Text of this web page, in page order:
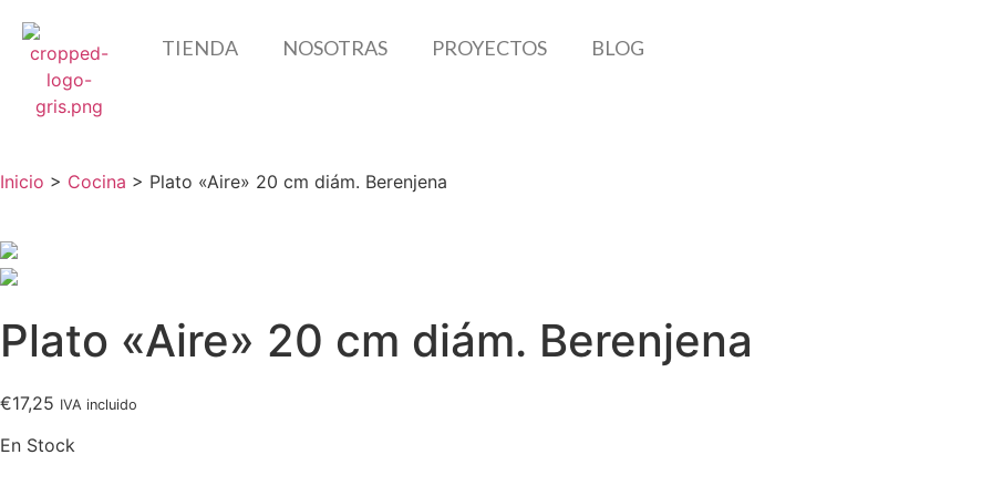
TIENDA NOSOTRAS PROYECTOS BLOG
Inicio > Cocina > Plato «Aire» 20 cm diám. Berenjena
Plato «Aire» 20 cm diám. Berenjena
€17,25 IVA incluido
En Stock